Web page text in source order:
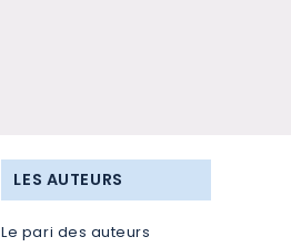
LES AUTEURS
Le pari des auteurs